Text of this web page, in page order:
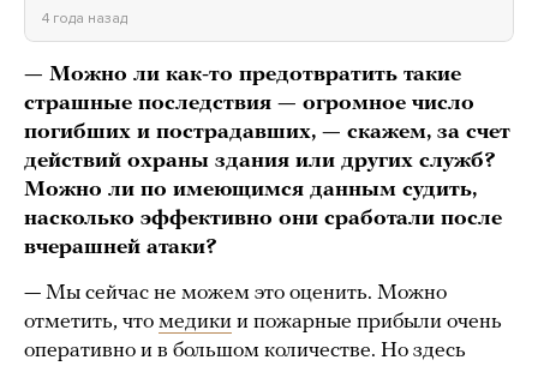
4 года назад
— Можно ли как-то предотвратить такие
страшные последствия — огромное число
погибших и пострадавших, — скажем, за счет
действий охраны здания или других служб?
Можно ли по имеющимся данным судить,
насколько эффективно они сработали после
вчерашней атаки?
— Мы сейчас не можем это оценить. Можно
отметить, что медики и пожарные прибыли очень
оперативно и в большом количестве. Но здесь